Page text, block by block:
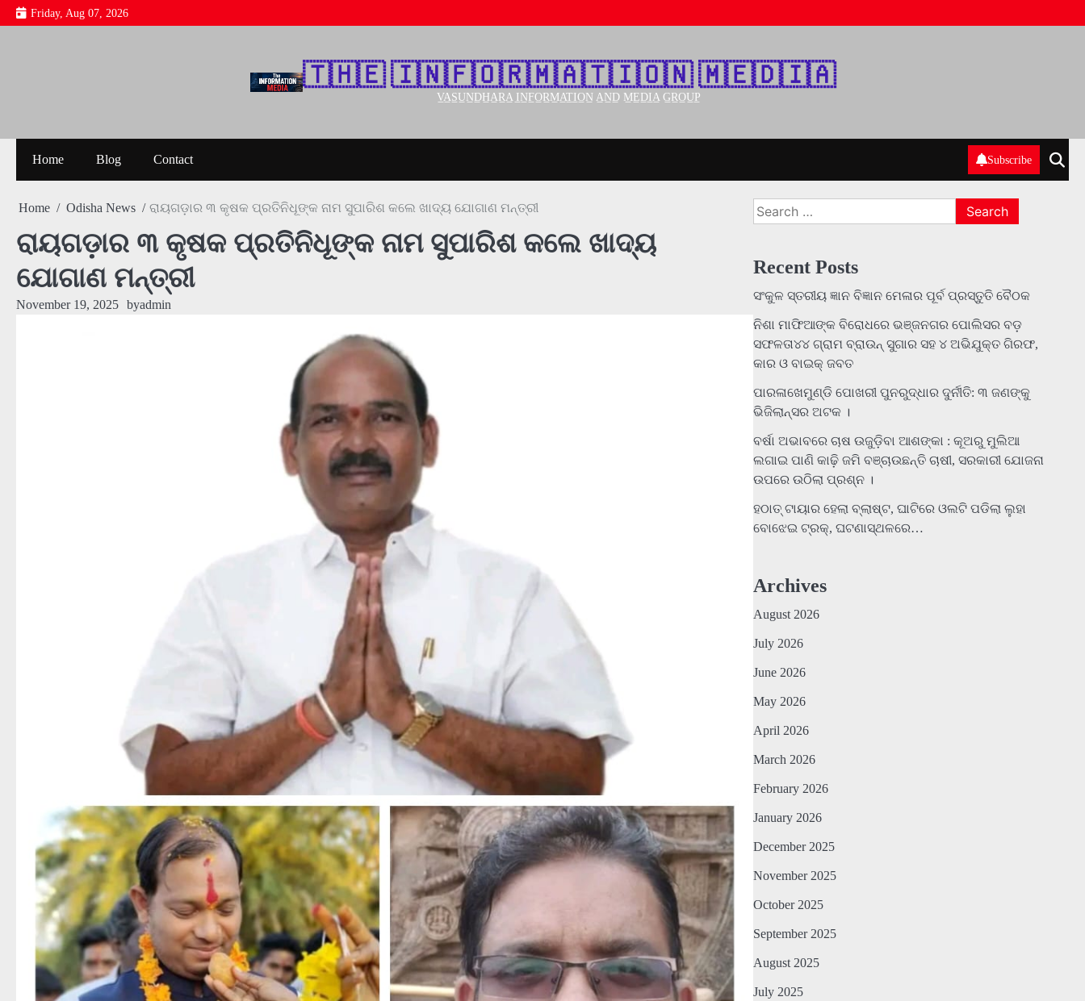
Skip
to
Friday, Aug 07, 2026
🇹‌🇭‌🇪‌ 🇮‌🇳‌🇫‌🇴‌🇷‌🇲‌🇦‌🇹‌🇮‌🇴‌🇳‌ 🇲‌🇪‌🇩‌🇮‌🇦‌
V̲A̲S̲U̲N̲D̲H̲A̲R̲A̲ I̲N̲F̲O̲R̲M̲A̲T̲I̲O̲N̲ A̲N̲D̲ M̲E̲D̲I̲A̲ G̲R̲O̲U̲P̲
Home Blog Contact Subscribe
Home Odisha News ରାୟଗଡ଼ାର ୩ କୃଷକ ପ୍ରତିନିଧୂଙ୍କ ନାମ ସୁପାରିଶ କଲେ ଖାଦ୍ୟ ଯୋଗାଣ ମନ୍ତ୍ରୀ
ରାୟଗଡ଼ାର ୩ କୃଷକ ପ୍ରତିନିଧୂଙ୍କ ନାମ ସୁପାରିଶ କଲେ ଖାଦ୍ୟ
ଯୋଗାଣ ମନ୍ତ୍ରୀ
November 19, 2025 byadmin
Search
for:
Recent Posts
ସଂକୁଳ ସ୍ତରୀୟ ଜ୍ଞାନ ବିଜ୍ଞାନ ମେଳାର ପୂର୍ବ ପ୍ରସ୍ତୁତି ବୈଠକ
ନିଶା ମାଫିଆଙ୍କ ବିରୋଧରେ ଭଞ୍ଜନଗର ପୋଲିସର ବଡ଼
ସଫଳତା୪୪ ଗ୍ରାମ ବ୍ରାଉନ୍ ସୁଗାର ସହ ୪ ଅଭିଯୁକ୍ତ ଗିରଫ,
କାର ଓ ବାଇକ୍ ଜବତ
ପାରଳାଖେମୁଣ୍ଡି ପୋଖରୀ ପୁନରୁଦ୍ଧାର ଦୁର୍ନୀତି: ୩ ଜଣଙ୍କୁ
ଭିଜିଲାନ୍ସର ଅଟକ ।
ବର୍ଷା ଅଭାବରେ ଚାଷ ଉଜୁଡ଼ିବା ଆଶଙ୍କା : କୂଅରୁ ମୁଲିଆ
ଲଗାଇ ପାଣି କାଢ଼ି ଜମି ବଞ୍ଚାଉଛନ୍ତି ଚାଷୀ, ସରକାରୀ ଯୋଜନା
ଉପରେ ଉଠିଲା ପ୍ରଶ୍ନ ।
ହଠାତ୍‌ ଟାୟାର ହେଲା ବ୍ଲାଷ୍ଟ, ଘାଟିରେ ଓଲଟି ପଡିଲା ଲୁହା
ବୋଝେଇ ଟ୍ରକ୍‌, ଘଟଣାସ୍ଥଳରେ…
Archives
August 2026
July 2026
June 2026
May 2026
April 2026
March 2026
February 2026
January 2026
December 2025
November 2025
October 2025
September 2025
August 2025
July 2025